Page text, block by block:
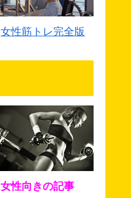
女性筋トレ完全版
女性向きの記事